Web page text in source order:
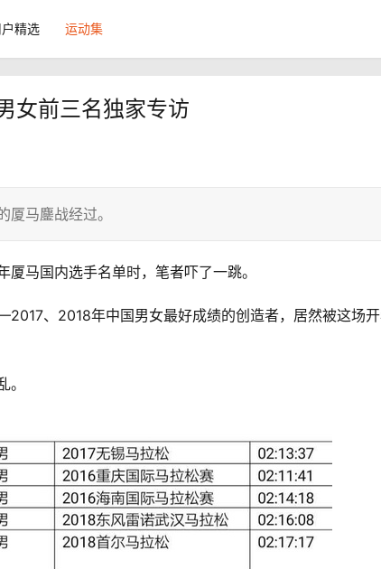
精选 运动集
女前三名独家专访
马鏖战经过。
马国内选手名单时，笔者吓了一跳。
、2018年中国男女最好成绩的创造者，居然被这场